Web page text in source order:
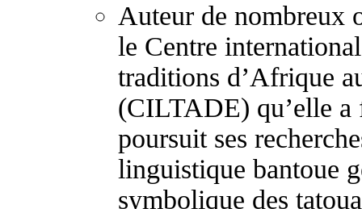
Auteur de nombreux
le Centre
traditions d’Afrique
(CILTADE) qu’elle a
poursuit ses
linguistique bantoue
symbolique des